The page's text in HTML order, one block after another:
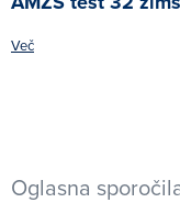
Več
Oglasna